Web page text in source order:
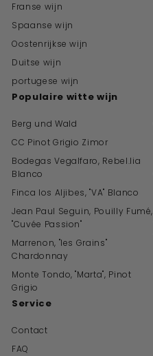
Franse wijn
Spaanse wijn
Oostenrijkse wijn
Duitse wijn
portugese wijn
Populaire witte wijn
Berg und Wald
CC Pinot Grigio Zimor
Bodegas Vegalfaro, Rebel.lia
Blanco
Finca los Aljibes, "VA" Blanco
Jean Paul Seguin, Pouilly Fumé,
"Cuvée Passion"
Marrenon, "les Grains"
Chardonnay
Monte Tondo, "Marta", Pinot
Grigio
Service
Contact
FAQ